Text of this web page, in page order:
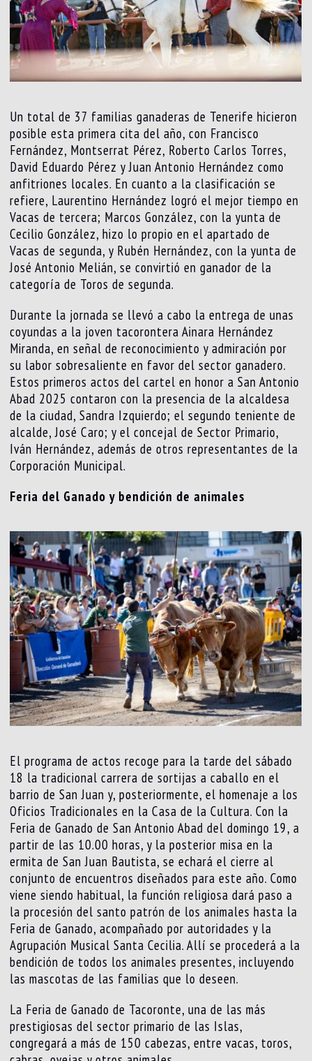
Un total de 37 familias ganaderas de Tenerife hicieron
posible esta primera cita del año, con Francisco
Fernández, Montserrat Pérez, Roberto Carlos Torres,
David Eduardo Pérez y Juan Antonio Hernández como
anfitriones locales. En cuanto a la clasificación se
refiere, Laurentino Hernández logró el mejor tiempo en
Vacas de tercera; Marcos González, con la yunta de
Cecilio González, hizo lo propio en el apartado de
Vacas de segunda, y Rubén Hernández, con la yunta de
José Antonio Melián, se convirtió en ganador de la
categoría de Toros de segunda.
Durante la jornada se llevó a cabo la entrega de unas
coyundas a la joven tacorontera Ainara Hernández
Miranda, en señal de reconocimiento y admiración por
su labor sobresaliente en favor del sector ganadero.
Estos primeros actos del cartel en honor a San Antonio
Abad 2025 contaron con la presencia de la alcaldesa
de la ciudad, Sandra Izquierdo; el segundo teniente de
alcalde, José Caro; y el concejal de Sector Primario,
Iván Hernández, además de otros representantes de la
Corporación Municipal.
Feria del Ganado y bendición de animales
El programa de actos recoge para la tarde del sábado
18 la tradicional carrera de sortijas a caballo en el
barrio de San Juan y, posteriormente, el homenaje a los
Oficios Tradicionales en la Casa de la Cultura. Con la
Feria de Ganado de San Antonio Abad del domingo 19, a
partir de las 10.00 horas, y la posterior misa en la
ermita de San Juan Bautista, se echará el cierre al
conjunto de encuentros diseñados para este año. Como
viene siendo habitual, la función religiosa dará paso a
la procesión del santo patrón de los animales hasta la
Feria de Ganado, acompañado por autoridades y la
Agrupación Musical Santa Cecilia. Allí se procederá a la
bendición de todos los animales presentes, incluyendo
las mascotas de las familias que lo deseen.
La Feria de Ganado de Tacoronte, una de las más
prestigiosas del sector primario de las Islas,
congregará a más de 150 cabezas, entre vacas, toros,